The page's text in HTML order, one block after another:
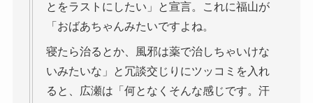
とをラストにしたい」と宣言。これに福山が
「おばあちゃんみたいですよね。
寝たら治るとか、風邪は薬で治しちゃいけな
いみたいな」と冗談交じりにツッコミを入れ
ると、広瀬は「何となくそんな感じです。汗